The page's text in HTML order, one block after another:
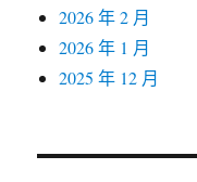
2026 年 2 月
2026 年 1 月
2025 年 12 月